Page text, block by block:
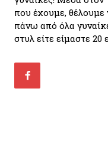
που έχουμε,
πάνω από όλα
στυλ είτε είμαστε 20